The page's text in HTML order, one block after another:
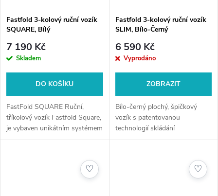
Fastfold 3-kolový ruční vozík
SQUARE, Bílý
7 190 Kč
Skladem
DO KOŠÍKU
FastFold SQUARE Ruční,
tříkolový vozík Fastfold Square,
je vybaven unikátním systémem
Click - Držák bagu, který
horní části bagu a před hrou...
Fastfold 3-kolový ruční vozík
SLIM, Bílo-Černý
6 590 Kč
Vyprodáno
ZOBRAZIT
Bílo-černý plochý, špičkový
vozík s patentovanou
technologií skládání
♡ ♡